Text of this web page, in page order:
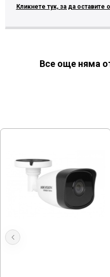
Кликнете тук, за да
Все още няма
Hikvision HWI-B140H-M , 4mpx